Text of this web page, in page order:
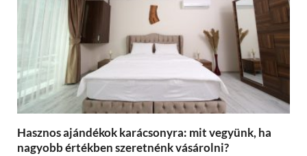
Hasznos ajándékok karácsonyra: mit vegyünk, ha
nagyobb értékben szeretnénk vásárolni?